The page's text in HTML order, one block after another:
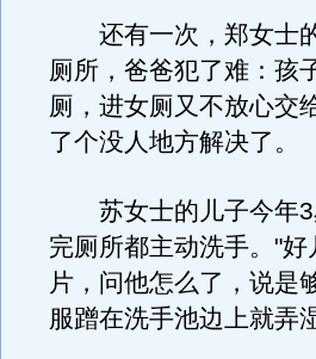
还有一次，郑女士的
厕所，爸爸犯了难：孩
厕，进女厕又不放心交
了个没人地方解决了。
苏女士的儿子今年3
完厕所都主动洗手。"
片，问他怎么了，说是
服蹭在洗手池边上就弄